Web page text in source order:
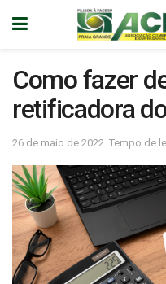
Como fazer
retificadora
26 de maio de 2022 Tempo de